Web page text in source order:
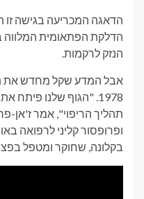
הדאגה המכריעה בגישה
הדלקת הפתאומית
הנזק לרקמות.
אבל המדע שקל מחדש את
1978. "הגוף שלנו
תהליך הריפוי", אמר ז'אן-
ופרופסור קליני לרפואה
בקלונה, שחוקר ומטפל